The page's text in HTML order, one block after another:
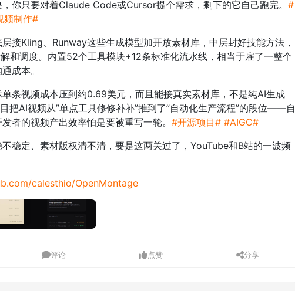
你只要对着Claude Code或Cursor提个需求，剩下的它自己跑完。 #
频制作#
接Kling、Runway这些生成模型加开放素材库，中层封好技能方法，
和调度。内置52个工具模块+12条标准化流水线，相当于雇了一整个
成本。
条视频成本压到约0.69美元，而且能接真实素材库，不是纯AI生成
把AI视频从”单点工具修修补补”推到了”自动化生产流程”的段位——自
者的视频产出效率怕是要被重写一轮。 #开源项目# #AIGC#
稳定、素材版权清不清，要是这两关过了，YouTube和B站的一波频
calesthio/OpenMontage
评论 点赞 分享